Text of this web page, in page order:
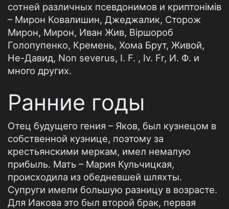
сотней различных псевдонимов и криптонімів
– Мирон Ковалишин, Джеджалик, Сторож
Мирон, Мирон, Иван Жив, Віршороб
Голопупенко, Кремень, Хома Брут, Живой,
Не-Давид, Non severus, I. F. , Iv. Fr, И. Ф. и
много других.
Ранние годы
Отец будущего гения – Яков, был кузнецом в
собственной кузнице, поэтому за
крестьянскими меркам, имел немалую
прибыль. Мать – Мария Кульчицкая,
происходила из обедневшей шляхты.
Супруги имели большую разницу в возрасте.
Для Иакова это был второй брак, первая